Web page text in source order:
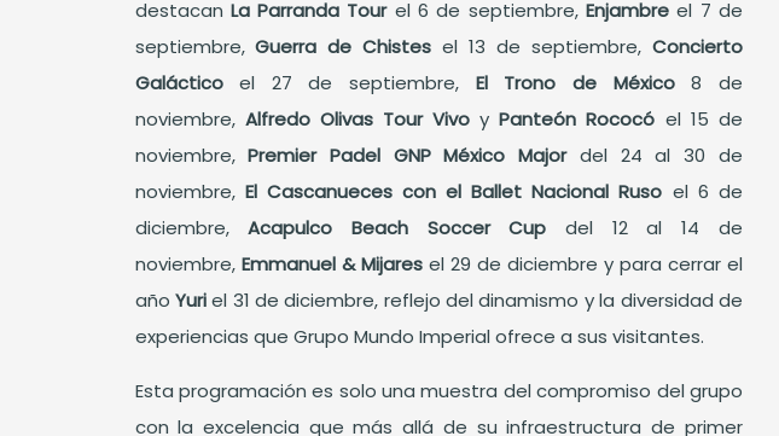
destacan La Parranda Tour el 6 de septiembre,Enjambreel 7 de
septiembre,Guerra de Chistesel 13 de septiembre,Concierto
Galácticoel 27 de septiembre, El Trono de México8 de
noviembre,Alfredo Olivas Tour VivoyPanteón Rococó el 15 de
noviembre,Premier Padel GNP México Major del 24 al 30 de
noviembre,El Cascanueces con el Ballet Nacional Ruso el 6 de
diciembre,Acapulco Beach Soccer Cupdel 12 al 14 de
noviembre, Emmanuel & Mijares el 29 de diciembre y para cerrar el
año Yuriel 31 de diciembre, reflejo del dinamismo y la diversidad de
experiencias que Grupo Mundo Imperial ofrece a sus visitantes.
Esta programación es solo una muestra del compromiso del grupo
con la excelencia que más allá de su infraestructura de primer